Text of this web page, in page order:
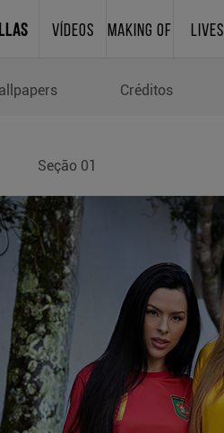
VÍDEOS MAKING OF LIVES
Créditos
Seção 01